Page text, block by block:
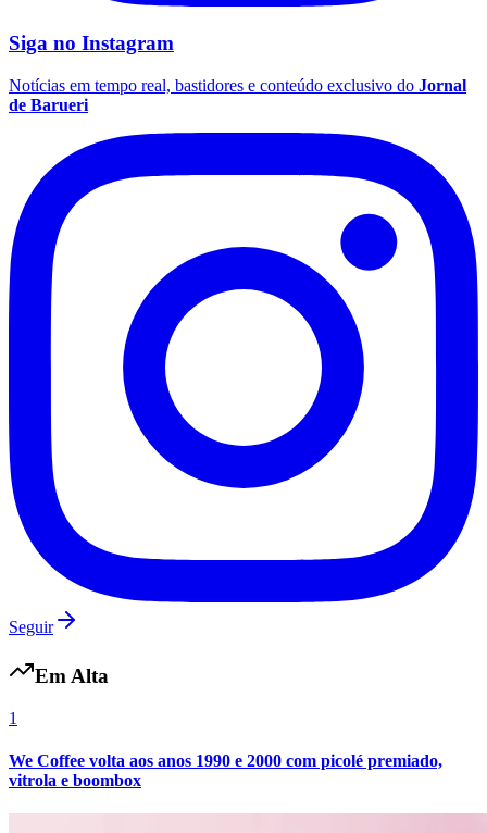
Santos
Siga no Instagram
Notícias em tempo real, bastidores e conteúdo exclusivo do Jornal
de Barueri
Seguir
Em Alta
1
We Coffee volta aos anos 1990 e 2000 com picolé premiado,
vitrola e boombox